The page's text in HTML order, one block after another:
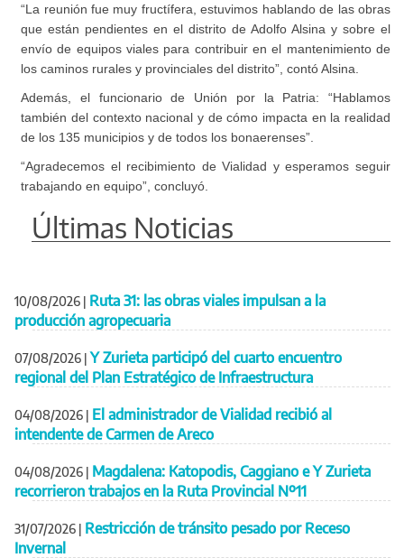
“La reunión fue muy fructífera, estuvimos hablando de las obras
que están pendientes en el distrito de Adolfo Alsina y sobre el
envío de equipos viales para contribuir en el mantenimiento de
los caminos rurales y provinciales del distrito”, contó Alsina.
Además, el funcionario de Unión por la Patria: “Hablamos
también del contexto nacional y de cómo impacta en la realidad
de los 135 municipios y de todos los bonaerenses”.
“Agradecemos el recibimiento de Vialidad y esperamos seguir
trabajando en equipo”, concluyó.
Últimas Noticias
10/08/2026 | Ruta 31: las obras viales impulsan a la
producción agropecuaria
07/08/2026 | Y Zurieta participó del cuarto encuentro
regional del Plan Estratégico de Infraestructura
04/08/2026 | El administrador de Vialidad recibió al
intendente de Carmen de Areco
04/08/2026 | Magdalena: Katopodis, Caggiano e Y Zurieta
recorrieron trabajos en la Ruta Provincial Nº11
31/07/2026 | Restricción de tránsito pesado por Receso
Invernal